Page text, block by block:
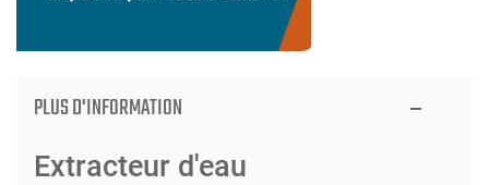
PLUS D'INFORMATION
Extracteur d'eau